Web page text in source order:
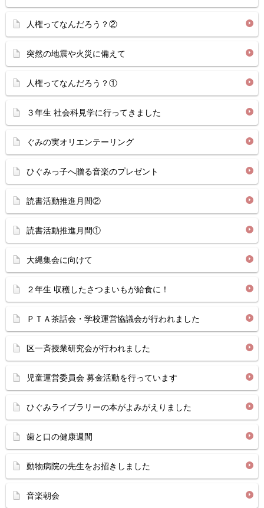
人権ってなんだろう？②
突然の地震や火災に備えて
人権ってなんだろう？①
３年生 社会科見学に行ってきました
ぐみの実オリエンテーリング
ひぐみっ子へ贈る音楽のプレゼント
読書活動推進月間②
読書活動推進月間①
大縄集会に向けて
２年生 収穫したさつまいもが給食に！
ＰＴＡ茶話会・学校運営協議会が行われました
区一斉授業研究会が行われました
児童運営委員会 募金活動を行っています
ひぐみライブラリーの本がよみがえりました
歯と口の健康週間
動物病院の先生をお招きしました
音楽朝会